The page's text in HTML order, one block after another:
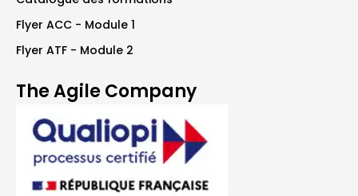
Flyer ACC - Module 1
Flyer ATF - Module 2
The Agile Company